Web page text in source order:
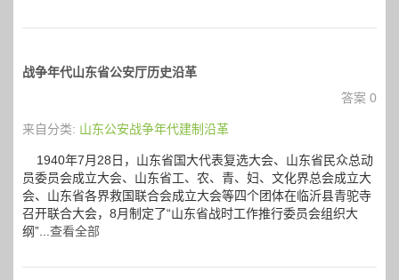
战争年代山东省公安厅历史沿革
答案 0
来自分类: 山东公安战争年代建制沿革
1940年7月28日，山东省国大代表复选大会、山东省民众总动
员委员会成立大会、山东省工、农、青、妇、文化界总会成立大
会、山东省各界救国联合会成立大会等四个团体在临沂县青驼寺
召开联合大会，8月制定了“山东省战时工作推行委员会组织大
纲”... 查看全部